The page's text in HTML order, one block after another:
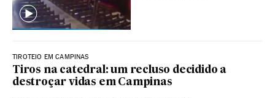
TIROTEIO EM CAMPINAS
Tiros na catedral: um recluso decidido a
destroçar vidas em Campinas